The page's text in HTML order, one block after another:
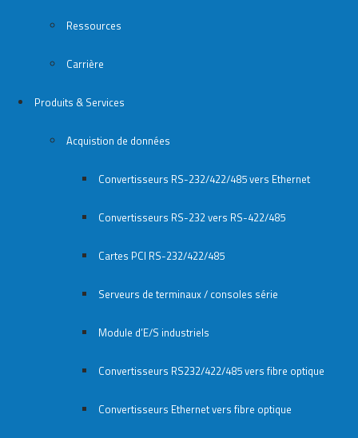
Ressources
Carrière
Produits & Services
Acquistion de données
Convertisseurs RS-232/422/485 vers Ethernet
Convertisseurs RS-232 vers RS-422/485
Cartes PCI RS-232/422/485
Serveurs de terminaux / consoles série
Module d’E/S industriels
Convertisseurs RS232/422/485 vers fibre optique
Convertisseurs Ethernet vers fibre optique